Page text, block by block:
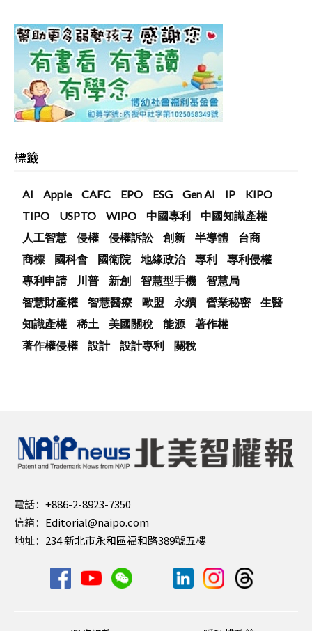
標籤
AI Apple CAFC EPO ESG Gen AI IP
KIPO
TIPO
USPTO WIPO 中國專利
中國知識產權
人工智慧
侵權 侵權訴訟 創新 半導體
台商
商標
國科會 國衛院 地緣政治 專利
專利侵權
專利申請
川普 新創 智慧型手機
智慧局
智慧財產權
智慧醫療 歐盟 永續 營業秘密
生醫
知識產權
稀土 美國關稅 能源
著作權
著作權侵權
設計 設計專利 關稅
電話： +886-2-8923-7350
信箱： Editorial@naipo.com
地址： 234 新北市永和區福和路389號五樓